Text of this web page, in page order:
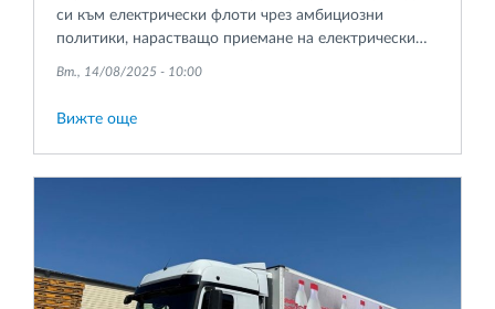
си към електрически флоти чрез амбициозни
политики, нарастващо приемане на електрически
Вт., 14/08/2025 - 10:00
Вижте още